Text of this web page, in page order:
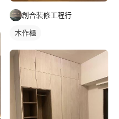
創合裝修工程行
木作櫃